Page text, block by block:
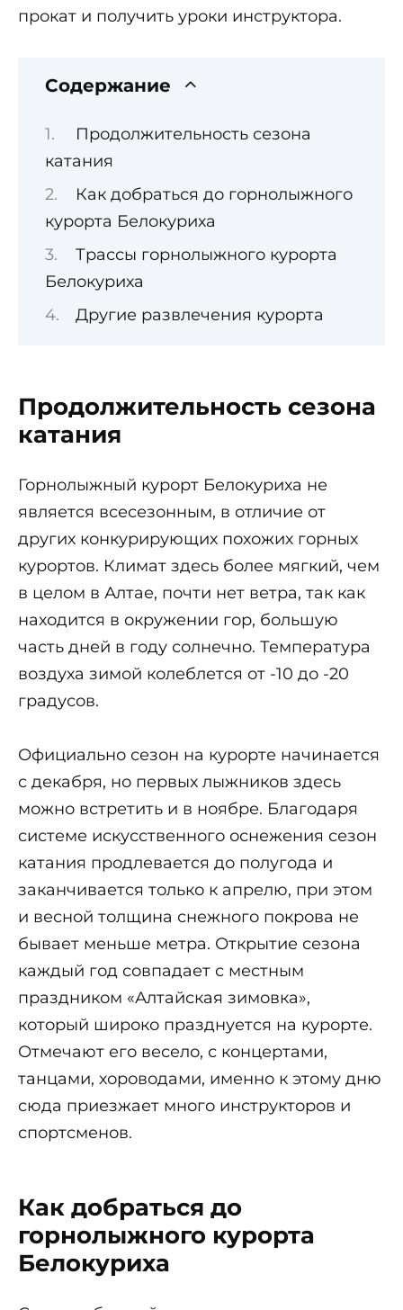
прокат и получить уроки инструктора.
Содержание
Продолжительность сезона
катания
Как добраться до горнолыжного
курорта Белокуриха
Трассы горнолыжного курорта
Белокуриха
Другие развлечения курорта
Продолжительность сезона
катания
Горнолыжный курорт Белокуриха не
является всесезонным, в отличие от
других конкурирующих похожих горных
курортов. Климат здесь более мягкий, чем
в целом в Алтае, почти нет ветра, так как
находится в окружении гор, большую
часть дней в году солнечно. Температура
воздуха зимой колеблется от -10 до -20
градусов.
Официально сезон на курорте начинается
с декабря, но первых лыжников здесь
можно встретить и в ноябре. Благодаря
системе искусственного оснежения сезон
катания продлевается до полугода и
заканчивается только к апрелю, при этом
и весной толщина снежного покрова не
бывает меньше метра. Открытие сезона
каждый год совпадает с местным
праздником «Алтайская зимовка»,
который широко празднуется на курорте.
Отмечают его весело, с концертами,
танцами, хороводами, именно к этому дню
сюда приезжает много инструкторов и
спортсменов.
Как добраться до
горнолыжного курорта
Белокуриха